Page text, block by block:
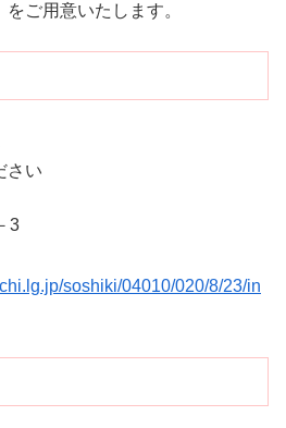
ご用意いたします。
さい
3
soshiki/04010/020/8/23/in